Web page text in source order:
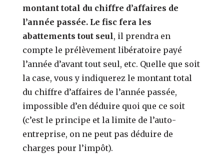
montant total du chiffre d’affaires de
l’année passée. Le fisc fera les
abattements tout seul, il prendra en
compte le prélèvement libératoire payé
l’année d’avant tout seul, etc. Quelle que soit
la case, vous y indiquerez le montant total
du chiffre d’affaires de l’année passée,
impossible d’en déduire quoi que ce soit
(c’est le principe et la limite de l’auto-
entreprise, on ne peut pas déduire de
charges pour l’impôt).